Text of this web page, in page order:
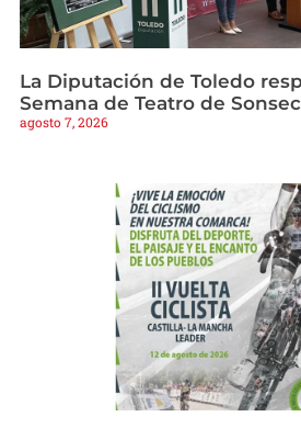
La Diputación de Toledo
Semana de Teatro de
agosto 7, 2026